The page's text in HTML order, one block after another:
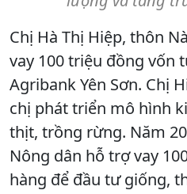
Chị Hà Thị Hiệp, thôn
vay 100 triệu đồng vốn
Agribank Yên Sơn. Chị
chị phát triển mô hình
thịt, trồng rừng. Năm
Nông dân hỗ trợ vay
hàng để đầu tư giống,